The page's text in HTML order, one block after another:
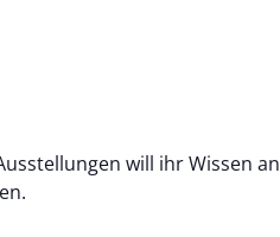
will ihr Wissen an